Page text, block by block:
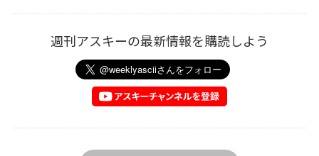
週刊アスキーの最新情報を購読しよう